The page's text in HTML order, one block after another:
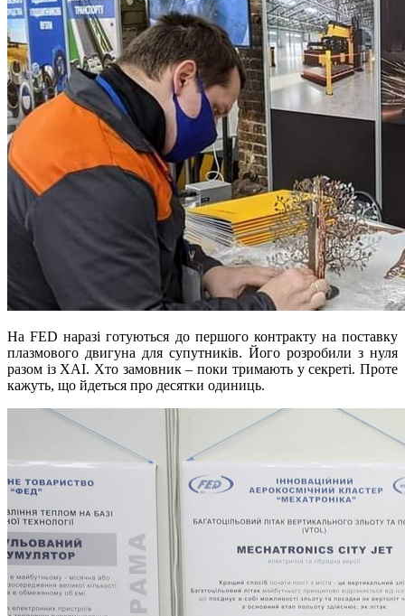
На FED наразі готуються до першого контракту на поставку
плазмового двигуна для супутників. Його розробили з нуля
разом із ХАІ. Хто замовник – поки тримають у секреті. Проте
кажуть, що йдеться про десятки одиниць.